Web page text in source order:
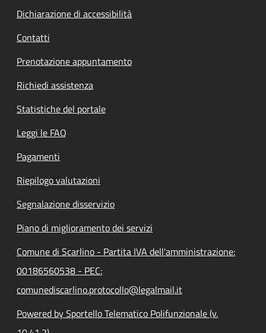
Dichiarazione di accessibilità
Contatti
Prenotazione appuntamento
Richiedi assistenza
Statistiche del portale
Leggi le FAQ
Pagamenti
Riepilogo valutazioni
Segnalazione disservizio
Piano di miglioramento dei servizi
Comune di Scarlino - Partita IVA dell'amministrazione:
00186560538 - PEC:
comunediscarlino.protocollo@legalmail.it
Powered by Sportello Telematico Polifunzionale (v.